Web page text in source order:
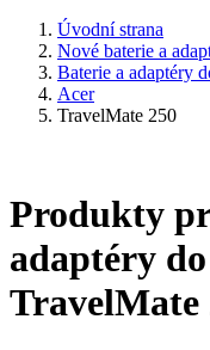
Úvodní strana
Nové baterie a
Baterie a adaptéry
Acer
TravelMate 250
Produkty
adaptéry
TravelMate